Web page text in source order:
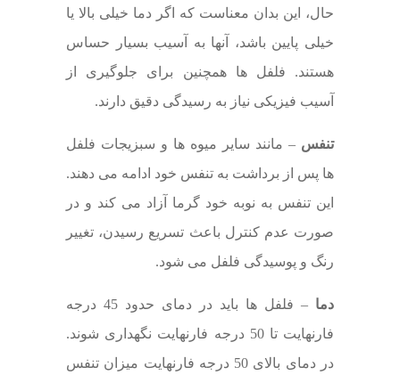
حال، این بدان معناست که اگر دما خیلی بالا یا
خیلی پایین باشد، آنها به آسیب بسیار حساس
هستند. فلفل ها همچنین برای جلوگیری از
آسیب فیزیکی نیاز به رسیدگی دقیق دارند.
تنفس – مانند سایر میوه ها و سبزیجات فلفل
ها پس از برداشت به تنفس خود ادامه می دهند.
این تنفس به نوبه خود گرما آزاد می کند و در
صورت عدم کنترل باعث تسریع رسیدن، تغییر
رنگ و پوسیدگی فلفل می شود.
دما
– فلفل ها باید در دمای حدود 45 درجه
فارنهایت تا 50 درجه فارنهایت نگهداری شوند.
در دمای بالای 50 درجه فارنهایت میزان تنفس